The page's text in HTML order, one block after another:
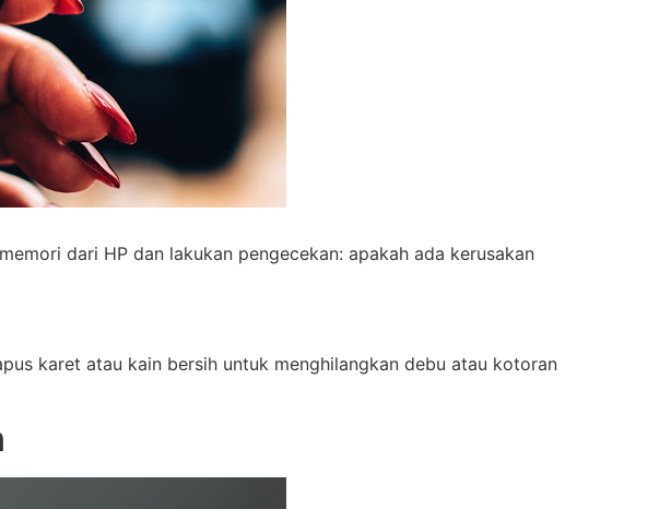
dari HP dan lakukan pengecekan: apakah ada kerusakan
karet atau kain bersih untuk menghilangkan debu atau kotoran